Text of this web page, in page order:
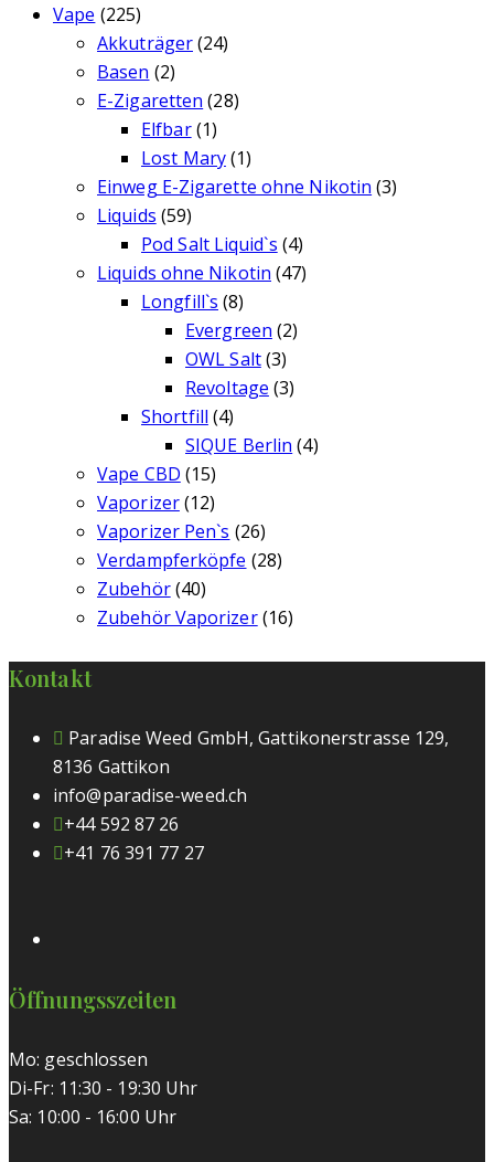
Vape (225)
Akkuträger(24)
Basen (2)
E-Zigaretten (28)
Elfbar(1)
Lost Mary(1)
Einweg E-Zigarette ohne Nikotin (3)
Liquids (59)
Pod Salt Liquid`s (4)
Liquids ohne Nikotin (47)
Longfill`s (8)
Evergreen (2)
OWL Salt(3)
Revoltage (3)
Shortfill (4)
SIQUE Berlin (4)
Vape CBD (15)
Vaporizer(12)
Vaporizer Pen`s (26)
Verdampferköpfe (28)
Zubehör(40)
Zubehör Vaporizer(16)
Kontakt
Paradise Weed GmbH, Gattikonerstrasse 129,
8136 Gattikon
info@paradise-weed.ch
+44 592 87 26
+41 76 391 77 27
Öffnungsszeiten
Mo: geschlossen
Di-Fr: 11:30 - 19:30 Uhr
Sa: 10:00 - 16:00 Uhr